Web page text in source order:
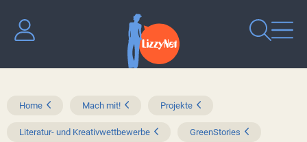
Home Mach mit! Projekte
Literatur- und Kreativwettbewerbe GreenStories